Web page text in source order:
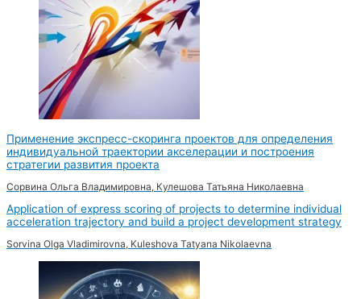
Применение экспресс-скоринга проектов для определения
индивидуальной траектории акселерации и построения
стратегии развития проекта
Сорвина Ольга Владимировна, Кулешова Татьяна Николаевна
Application of express scoring of projects to determine individual
acceleration trajectory and build a project development strategy
Sorvina Olga Vladimirovna, Kuleshova Tatyana Nikolaevna